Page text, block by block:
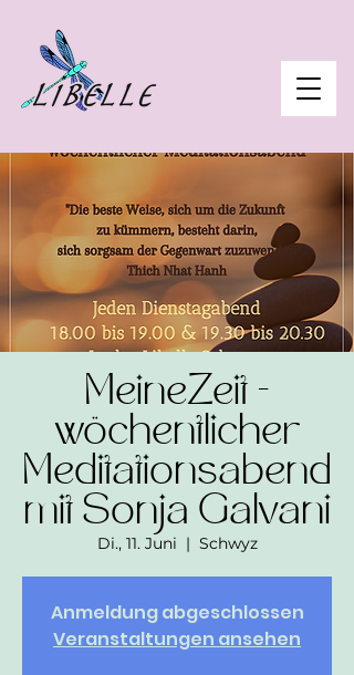
MeineZeit -
wöchentlicher
Meditationsabend
mit Sonja Galvani
Di., 11. Juni
  |
Schwyz
Anmeldung abgeschlossen
Veranstaltungen ansehen